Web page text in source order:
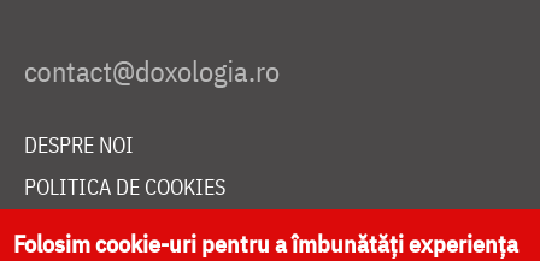
DESPRE NOI
POLITICA DE COOKIES
DONEAZĂ ONLINE PENTRU CATEDRALA NAȚIONALĂ
Folosim cookie-uri pentru a îmbunătăți experiența